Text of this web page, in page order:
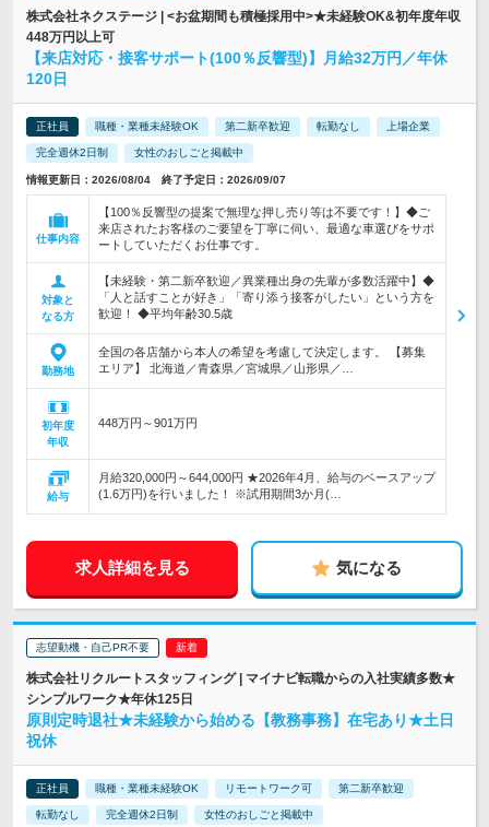
株式会社ネクステージ | <お盆期間も積極採用中>★未経験OK&初年度年収
448万円以上可
【来店対応・接客サポート(100％反響型)】月給32万円／年休
120日
正社員 職種・業種未経験OK 第二新卒歓迎 転勤なし 上場企業
完全週休2日制 女性のおしごと掲載中
情報更新日：2026/08/04 終了予定日：2026/09/07
仕事内容
【100％反響型の提案で無理な押し売り等は不要です！】◆ご
来店されたお客様のご要望を丁寧に伺い、最適な車選びをサポ
ートしていただくお仕事です。
対象と
なる方
【未経験・第二新卒歓迎／異業種出身の先輩が多数活躍中】◆
「人と話すことが好き」「寄り添う接客がしたい」という方を
歓迎！ ◆平均年齢30.5歳
勤務地
全国の各店舗から本人の希望を考慮して決定します。 【募集
エリア】 北海道／青森県／宮城県／山形県／…
初年度
年収
448万円～901万円
給与
月給320,000円～644,000円 ★2026年4月、給与のベースアップ
(1.6万円)を行いました！ ※試用期間3か月(…
求人詳細を見る 気になる
志望動機・自己PR不要
株式会社リクルートスタッフィング | マイナビ転職からの入社実績多数★
シンプルワーク★年休125日
原則定時退社★未経験から始める【教務事務】在宅あり★土日
祝休
正社員 職種・業種未経験OK リモートワーク可 第二新卒歓迎
転勤なし 完全週休2日制 女性のおしごと掲載中